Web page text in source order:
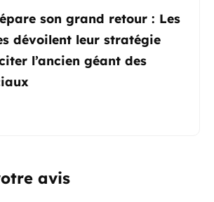
son grand retour : Les
dévoilent leur stratégie
l’ancien géant des
avis